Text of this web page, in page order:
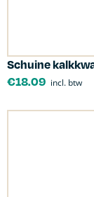
Schuine
€18.09 incl. btw